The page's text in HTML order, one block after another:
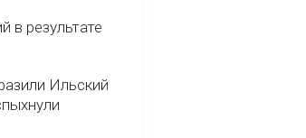
в результате
Ильский